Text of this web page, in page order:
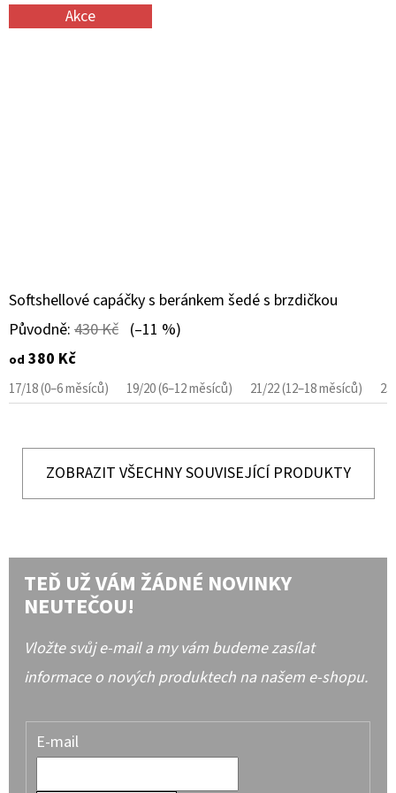
Akce
Softshellové capáčky s beránkem šedé s brzdičkou
Původně: 430 Kč (–11 %)
od 380 Kč
17/18 (0–6 měsíců) 19/20 (6–12 měsíců) 21/22 (12–18 měsíců)
ZOBRAZIT VŠECHNY SOUVISEJÍCÍ PRODUKTY
TEĎ UŽ VÁM ŽÁDNÉ NOVINKY
NEUTEČOU!
Vložte svůj e-mail a my vám budeme zasílat
informace o nových produktech na našem e-shopu.
E-mail